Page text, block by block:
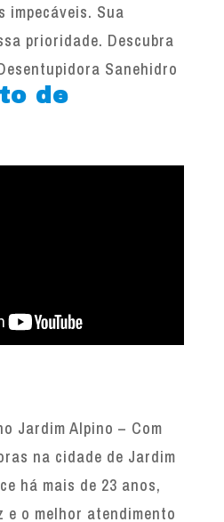
Sua
prioridade. Descubra
Sanehidro
de
Jardim Alpino – Com
na cidade de Jardim
há mais de 23 anos,
e o melhor atendimento